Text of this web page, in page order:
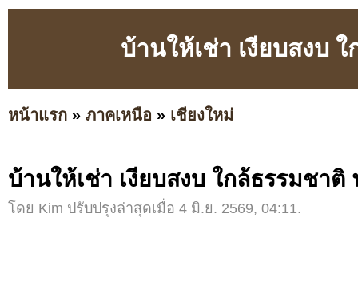
บ้านให้เช่า เงียบสงบ
หน้าแรก » ภาคเหนือ » เชียงใหม่
บ้านให้เช่า เงียบสงบ ใกล้ธรรมชา
โดย Kim ปรับปรุงล่าสุดเมื่อ 4 มิ.ย. 2569, 04:11.